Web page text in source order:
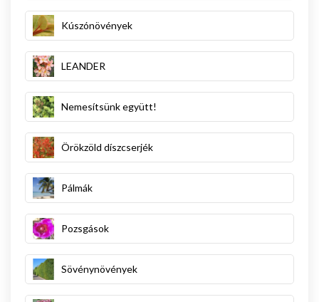
Kúszónövények
LEANDER
Nemesítsünk együtt!
Örökzöld díszcserjék
Pálmák
Pozsgások
Sövénynövények